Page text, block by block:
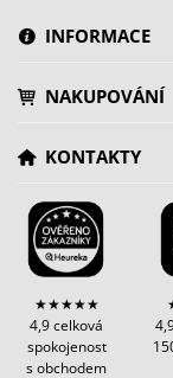
INFORMACE
NAKUPOVÁNÍ
KONTAKTY
★★★★★
4,9 celková
spokojenost
s obchodem